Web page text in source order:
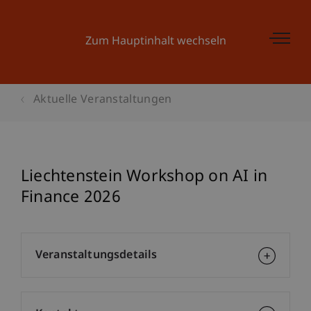
Zum Hauptinhalt wechseln
Aktuelle Veranstaltungen
Liechtenstein Workshop on AI in
Finance 2026
Veranstaltungsdetails